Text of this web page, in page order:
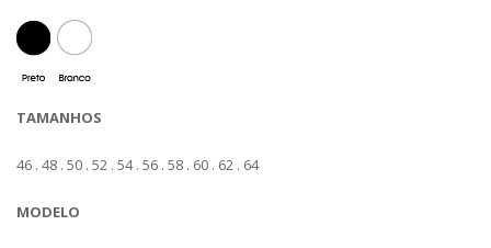
TAMANHOS
46 . 48 . 50 . 52 . 54 . 56 . 58 . 60 . 62 . 64
MODELO